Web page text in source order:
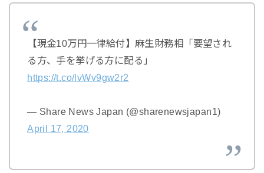
【現金10万円一律給付】麻生財務相「要望され
る方、手を挙げる方に配る」
https://t.co/lvWv9gw2r2
— Share News Japan (@sharenewsjapan1)
April 17, 2020